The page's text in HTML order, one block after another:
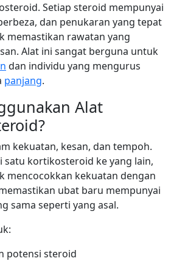
Setiap steroid mempunyai
dan penukaran yang tepat
memastikan rawatan yang
Alat ini sangat berguna untuk
dan individu yang mengurus
panjang.
Alat
kekuatan, kesan, dan tempoh.
satu kortikosteroid ke yang lain,
mencocokkan kekuatan dengan
ubat baru mempunyai
sama seperti yang asal.
potensi steroid